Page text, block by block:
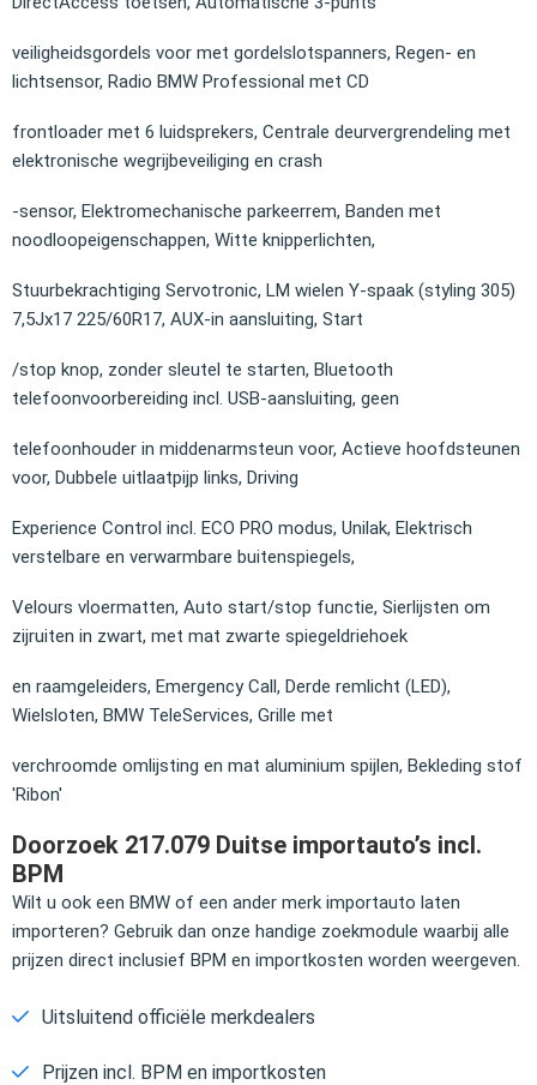
veiligheidsgordels voor met gordelslotspanners, Regen- en
lichtsensor, Radio BMW Professional met CD
frontloader met 6 luidsprekers, Centrale deurvergrendeling met
elektronische wegrijbeveiliging en crash
-sensor, Elektromechanische parkeerrem, Banden met
noodloopeigenschappen, Witte knipperlichten,
Stuurbekrachtiging Servotronic, LM wielen Y-spaak (styling 305)
7,5Jx17 225/60R17, AUX-in aansluiting, Start
/stop knop, zonder sleutel te starten, Bluetooth
telefoonvoorbereiding incl. USB-aansluiting, geen
telefoonhouder in middenarmsteun voor, Actieve hoofdsteunen
voor, Dubbele uitlaatpijp links, Driving
Experience Control incl. ECO PRO modus, Unilak, Elektrisch
verstelbare en verwarmbare buitenspiegels,
Velours vloermatten, Auto start/stop functie, Sierlijsten om
zijruiten in zwart, met mat zwarte spiegeldriehoek
en raamgeleiders, Emergency Call, Derde remlicht (LED),
Wielsloten, BMW TeleServices, Grille met
verchroomde omlijsting en mat aluminium spijlen, Bekleding stof
'Ribon'
Doorzoek 217.079 Duitse importauto’s incl.
BPM
Wilt u ook een BMW of een ander merk importauto laten
importeren? Gebruik dan onze handige zoekmodule waarbij alle
prijzen direct inclusief BPM en importkosten worden weergeven.
Uitsluitend officiële merkdealers
Prijzen incl. BPM en importkosten